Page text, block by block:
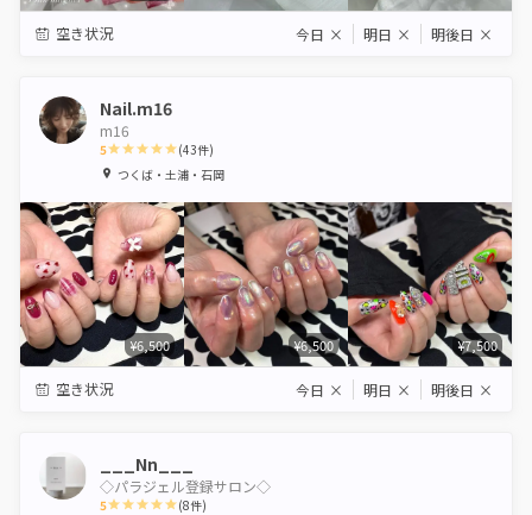
空き状況 今日 × 明日 × 明後日 ×
Nail.m16
m16
5
1 2 3 4 5
(43件)
つくば・土浦・石岡
¥6,500 ¥6,500 ¥7,500
空き状況 今日 × 明日 × 明後日 ×
___Nn___
◇パラジェル登録サロン◇
5 (8件)